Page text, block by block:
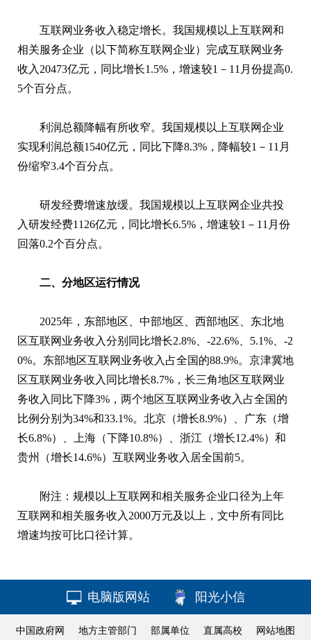
互联网业务收入稳定增长。我国规模以上互联网和
相关服务企业（以下简称互联网企业）完成互联网业务
收入20473亿元，同比增长1.5%，增速较1－11月份提高0.
5个百分点。
利润总额降幅有所收窄。我国规模以上互联网企业
实现利润总额1540亿元，同比下降8.3%，降幅较1－11月
份缩窄3.4个百分点。
研发经费增速放缓。我国规模以上互联网企业共投
入研发经费1126亿元，同比增长6.5%，增速较1－11月份
回落0.2个百分点。
二、分地区运行情况
2025年，东部地区、中部地区、西部地区、东北地
区互联网业务收入分别同比增长2.8%、-22.6%、5.1%、-2
0%。东部地区互联网业务收入占全国的88.9%。京津冀地
区互联网业务收入同比增长8.7%，长三角地区互联网业
务收入同比下降3%，两个地区互联网业务收入占全国的
比例分别为34%和33.1%。北京（增长8.9%）、广东（增
长6.8%）、上海（下降10.8%）、浙江（增长12.4%）和
贵州（增长14.6%）互联网业务收入居全国前5。
附注：规模以上互联网和相关服务企业口径为上年
互联网和相关服务收入2000万元及以上，文中所有同比
增速均按可比口径计算。
电脑版网站 阳光小信
中国政府网 地方主管部门 部属单位 直属高校 网站地图